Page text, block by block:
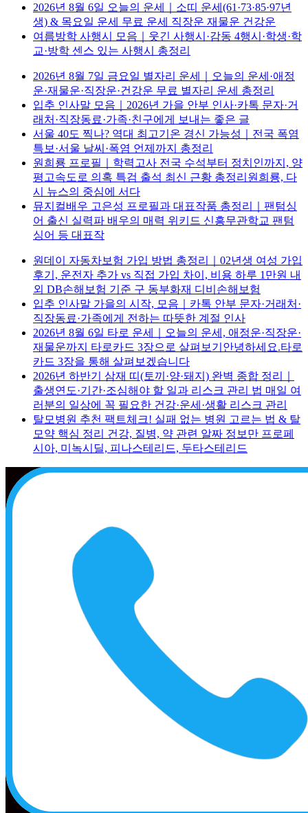
2026년 8월 6일 오늘의 운세｜소띠 운세(61·73·85·97년
생) & 목요일 운세 무료 운세 직장운 재물운 건강운
여름방학 사행시 모음｜웃긴 사행시·감동 4행시·학생·학
교·방학 센스 있는 사행시 총정리
2026년 8월 7일 금요일 별자리 운세｜오늘의 운세·애정
운·재물운·직장운·건강운 무료 별자리 운세 총정리
입추 인사말 모음｜2026년 가을 안부 인사·카톡 문자·거
래처·직장동료·가족·친구에게 보내는 좋은 글
서울 40도 찍나? 역대 최고기온 경신 가능성｜전국 폭염
특보·서울 날씨·폭염 언제까지 총정리
원희룡 프로필｜학력고사 전국 수석부터 정치인까지, 양
평고속도로 의혹 특검 출석 최신 근황 총정리원희룡, 다
시 뉴스의 중심에 서다
뮤지컬배우 고은성 프로필과 대표작품 총정리｜팬텀싱
어 출신 실력파 배우의 매력 위키드 신흥무관학교 팬텀
싱어 등 대표작
원데이 자동차보험 가입 방법 총정리｜02년생 여성 가입
후기, 운전자 추가 vs 직접 가입 차이, 비용 하루 1만원 내
외 DB손해보험 기준 구 동부화재 디비손해보험
입추 인사말 가을의 시작, 모음｜카톡 안부 문자·거래처·
직장동료·가족에게 전하는 따뜻한 계절 인사
2026년 8월 6일 타로 운세｜오늘의 운세, 애정운·직장운·
재물운까지 타로카드 3장으로 살펴보기안녕하세요.타로
카드 3장을 통해 살펴보겠습니다
2026년 하반기 삼재 띠(토끼·양·돼지) 완벽 종합 정리｜
출생연도·기간·조심해야 할 일과 리스크 관리 법 매일 여
러분의 일상에 꼭 필요한 건강·운세·생활 리스크 관리
탈모병원 추천 팩트체크! 실패 없는 병원 고르는 법 & 탈
모약 핵심 정리 건강, 질병, 약 관련 알짜 정보만 프로페
시아, 미녹시딜, 피나스테리드, 두타스테리드